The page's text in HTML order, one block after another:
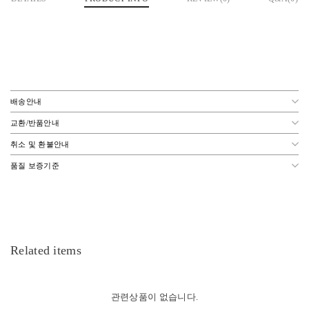
배송안내
교환/반품안내
취소 및 환불안내
품질 보증기준
Related items
관련상품이 없습니다.